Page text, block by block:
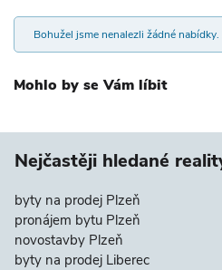
Bohužel jsme nenalezli žádné
Mohlo by se Vám líbit
Nejčastěji hledané
byty na prodej Plzeň
pronájem bytu Plzeň
novostavby Plzeň
byty na prodej Liberec